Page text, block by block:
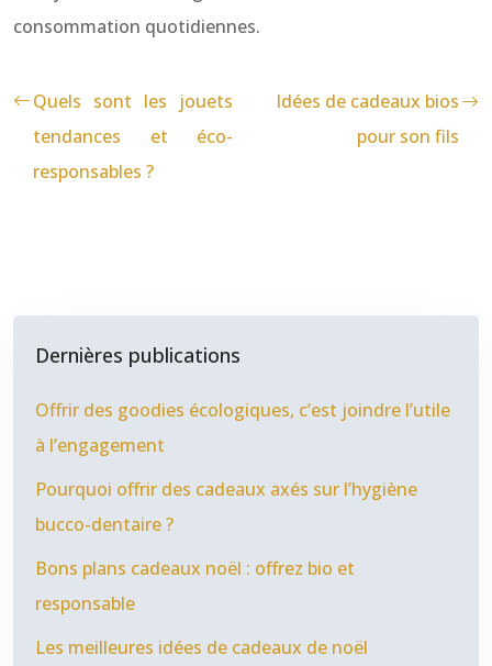
consommation quotidiennes.
Quels sont les jouets
tendances et éco-
responsables ?
Idées de cadeaux bios
pour son fils
Dernières publications
Offrir des goodies écologiques, c’est joindre l’utile
à l’engagement
Pourquoi offrir des cadeaux axés sur l’hygiène
bucco-dentaire ?
Bons plans cadeaux noël : offrez bio et
responsable
Les meilleures idées de cadeaux de noël